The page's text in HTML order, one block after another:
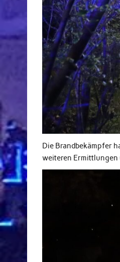
Die Brandbekämpfer
weiteren Ermittlungen